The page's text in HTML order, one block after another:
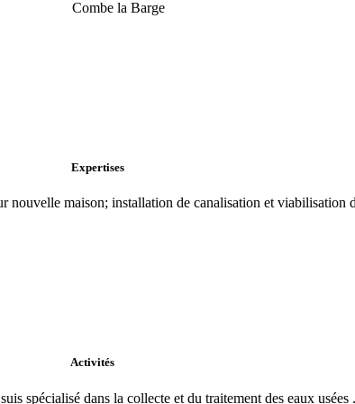
Combe la Barge
Expertises
nouvelle maison; installation de canalisation et viabilisation
Activités
spécialisé dans la collecte et du traitement des eaux usées